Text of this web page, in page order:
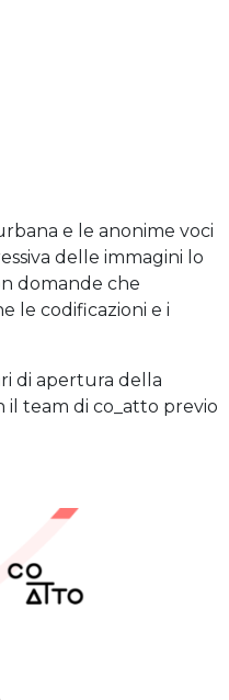
e le anonime voci
delle immagini lo
domande che
le codificazioni e i
di apertura della
il team di co_atto previo